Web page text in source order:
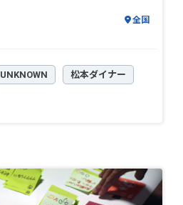
全国
UNKNOWN 松本ダイナー